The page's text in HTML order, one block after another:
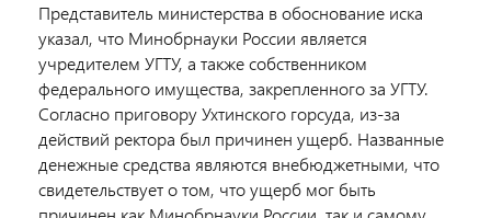
Представитель министерства в обоснование иска
указал, что Минобрнауки России является
учредителем УГТУ, а также собственником
федерального имущества, закрепленного за УГТУ.
Согласно приговору Ухтинского горсуда, из-за
действий ректора был причинен ущерб. Названные
денежные средства являются внебюджетными, что
свидетельствует о том, что ущерб мог быть